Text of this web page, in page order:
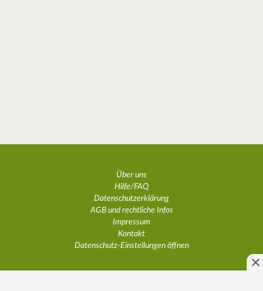
Über uns
Hilfe/FAQ
Datenschutzerklärung
AGB und rechtliche Infos
Impressum
Kontakt
Datenschutz-Einstellungen öffnen